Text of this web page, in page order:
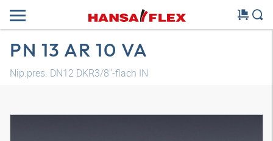
PN 13 AR 10 VA
Nip.pres. DN12 DKR3/8"-flach IN